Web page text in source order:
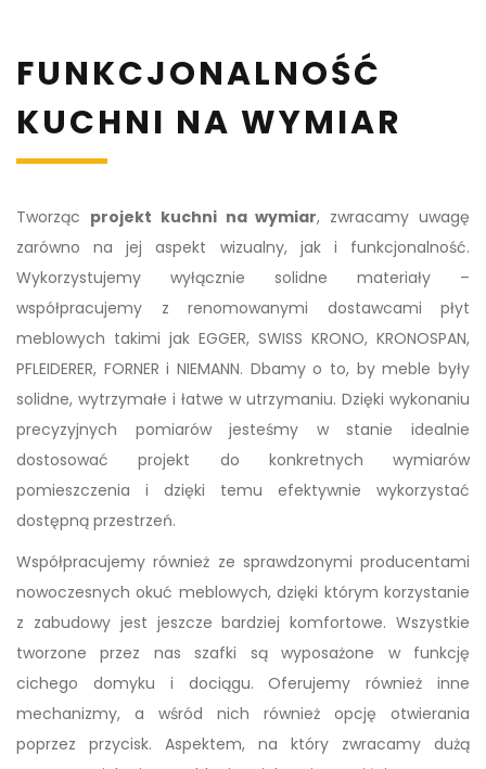
FUNKCJONALNOŚĆ
KUCHNI NA WYMIAR
Tworząc projekt kuchni na wymiar, zwracamy uwagę
zarówno na jej aspekt wizualny, jak i funkcjonalność.
Wykorzystujemy wyłącznie solidne materiały –
współpracujemy z renomowanymi dostawcami płyt
meblowych takimi jak EGGER, SWISS KRONO, KRONOSPAN,
PFLEIDERER, FORNER i NIEMANN. Dbamy o to, by meble były
solidne, wytrzymałe i łatwe w utrzymaniu. Dzięki wykonaniu
precyzyjnych pomiarów jesteśmy w stanie idealnie
dostosować projekt do konkretnych wymiarów
pomieszczenia i dzięki temu efektywnie wykorzystać
dostępną przestrzeń.
Współpracujemy również ze sprawdzonymi producentami
nowoczesnych okuć meblowych, dzięki którym korzystanie
z zabudowy jest jeszcze bardziej komfortowe. Wszystkie
tworzone przez nas szafki są wyposażone w funkcję
cichego domyku i dociągu. Oferujemy również inne
mechanizmy, a wśród nich również opcję otwierania
poprzez przycisk. Aspektem, na który zwracamy dużą